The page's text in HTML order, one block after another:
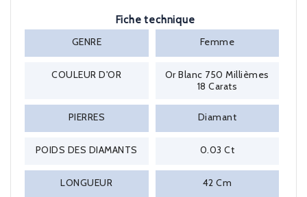
Fiche technique
GENRE
Femme
COULEUR D'OR
Or Blanc 750 Millièmes
18 Carats
PIERRES Diamant
POIDS DES DIAMANTS 0.03 Ct
LONGUEUR 42 Cm